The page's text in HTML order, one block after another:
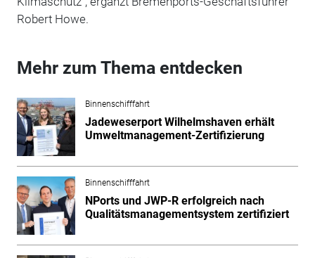
Robert Howe.
Mehr zum Thema entdecken
Binnenschifffahrt
Jadeweserport Wilhelmshaven erhält
Umweltmanagement-Zertifizierung
Binnenschifffahrt
NPorts und JWP-R erfolgreich nach
Qualitätsmanagementsystem zertifiziert